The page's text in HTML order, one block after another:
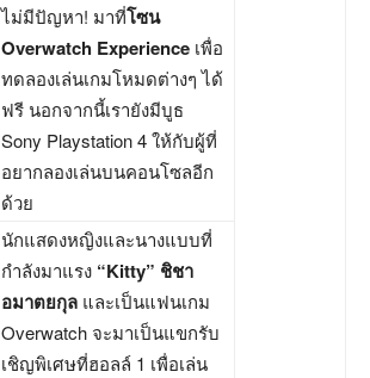
ไม่มีปัญหา! มาที่โซน
Overwatch Experience เพื่อ
ทดลองเล่นเกมโหมดต่างๆ ได้
ฟรี นอกจากนี้เรายังมีบูธ
Sony Playstation 4 ให้กับผู้ที่
อยากลองเล่นบนคอนโซลอีก
ด้วย
นักแสดงหญิงและนางแบบที่
กำลังมาแรง “Kitty” ชิชา
อมาตยกุล และเป็นแฟนเกม
Overwatch จะมาเป็นแขกรับ
เชิญพิเศษที่ฮอลล์ 1 เพื่อเล่น